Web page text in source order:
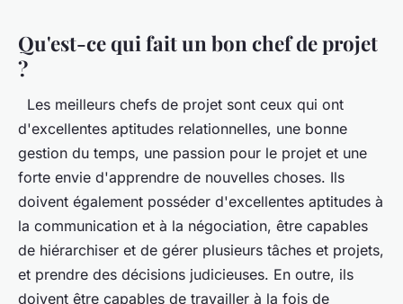
Qu'est-ce qui fait un bon chef de projet
?
Les meilleurs chefs de projet sont ceux qui ont
d'excellentes aptitudes relationnelles, une bonne
gestion du temps, une passion pour le projet et une
forte envie d'apprendre de nouvelles choses. Ils
doivent également posséder d'excellentes aptitudes à
la communication et à la négociation, être capables
de hiérarchiser et de gérer plusieurs tâches et projets,
et prendre des décisions judicieuses. En outre, ils
doivent être capables de travailler à la fois de